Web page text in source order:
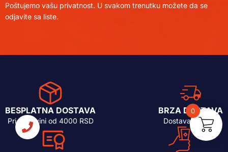
Poštujemo vašu privatnost. U svakom trenutku možete da se
odjavite sa liste.
BESPLATNA DOSTAVA
Pri kupovini od 4000 RSD
BRZA DOSTAVA
Dostava 24-48h
0